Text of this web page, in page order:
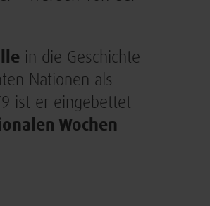
in die Geschichte
Nationen als
ist er eingebettet
Wochen